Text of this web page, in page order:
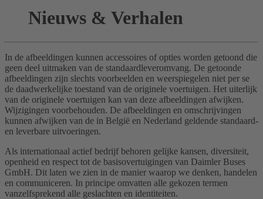
Nieuws & Verhalen
In de afbeeldingen kunnen accessoires of opties worden getoond die
geen deel uitmaken van de standaardleveromvang. De getoonde
afbeeldingen zijn slechts voorbeelden en weerspiegelen niet per se
de daadwerkelijke toestand van de originele voertuigen. Het uiterlijk
van de originele voertuigen kan van deze afbeeldingen afwijken.
Wijzigingen voorbehouden. De afbeeldingen en omschrijvingen
kunnen afwijken van de in België en Nederland geldende standaard-
en leverbare uitvoeringen.
Als internationaal actief bedrijf behoren gelijke kansen, diversiteit,
openheid en respect tot de basisovertuigingen van Daimler Buses
GmbH. Dit laten we zien in de manier waarop we denken, handelen
en communiceren. In principe omvatten alle gekozen termen
vanzelfsprekend alle geslachten en identiteiten.